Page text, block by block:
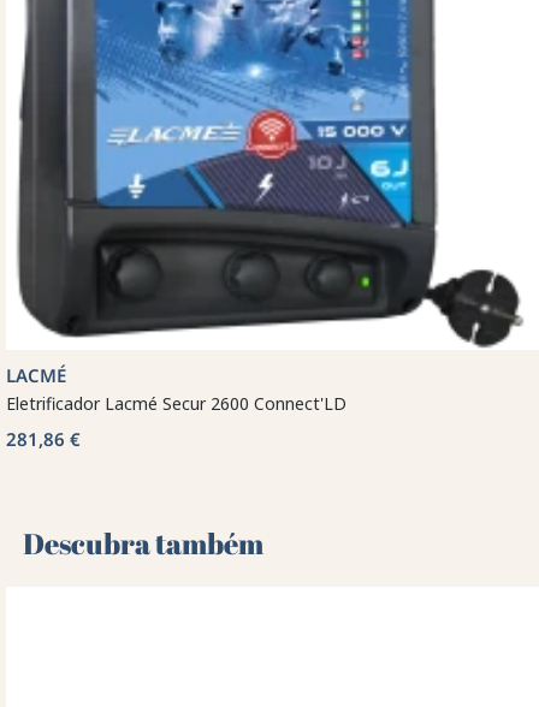
LACMÉ
Eletrificador Lacmé Secur 2600 Connect'LD
281,86 €
Descubra também 🌻